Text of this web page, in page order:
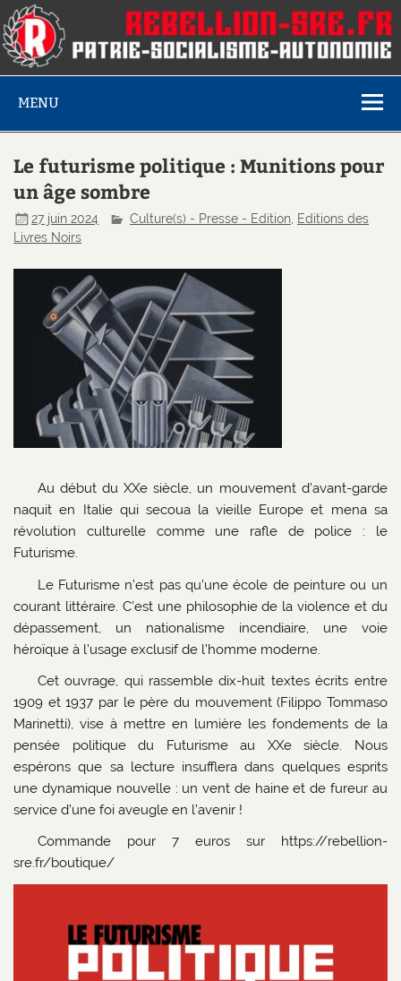
MENU
Le futurisme politique : Munitions pour
un âge sombre
27 juin 2024 Culture(s) - Presse - Edition Editions des
Livres Noirs
Au début du XXe siècle, un mouvement d’avant-garde
naquit en Italie qui secoua la vieille Europe et mena sa
révolution culturelle comme une rafle de police : le
Futurisme.
Le Futurisme n’est pas qu’une école de peinture ou un
courant littéraire. C’est une philosophie de la violence et du
dépassement, un nationalisme incendiaire, une voie
héroïque à l’usage exclusif de l’homme moderne.
Cet ouvrage, qui rassemble dix-huit textes écrits entre
1909 et 1937 par le père du mouvement (Filippo Tommaso
Marinetti), vise à mettre en lumière les fondements de la
pensée politique du Futurisme au XXe siècle. Nous
espérons que sa lecture insufflera dans quelques esprits
une dynamique nouvelle : un vent de haine et de fureur au
service d’une foi aveugle en l’avenir !
Commande pour 7 euros sur https://rebellion-
sre.fr/boutique/